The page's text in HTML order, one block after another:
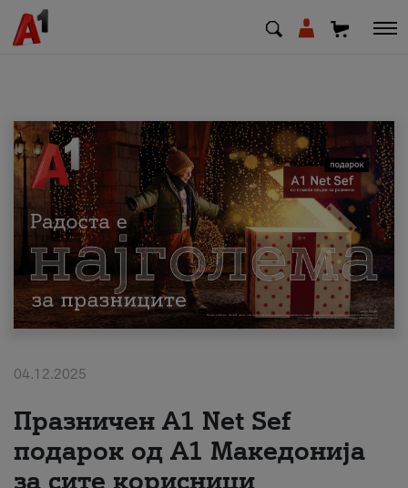
МК EN SQ
Приватни Деловни
Поддршка
Надополни кредит
За нас
#ПодобарОнлајн
04.12.2025
Празничен A1 Net Sеf
подарок од А1 Македонија
за сите корисници